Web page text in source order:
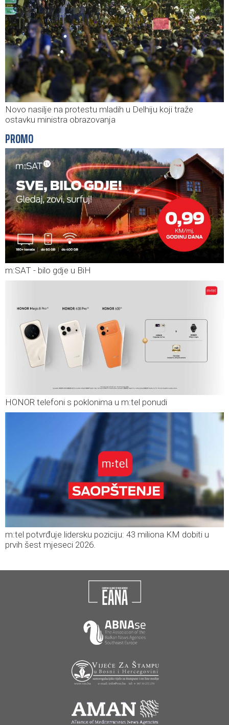
Novo nasilje na protestu mladih u Delhiju koji traže
ostavku ministra obrazovanja
PROMO
m:SAT - bilo gdje u BiH
HONOR telefoni s poklonima u m:tel ponudi
m:tel potvrđuje lidersku poziciju: 43 miliona KM dobiti u
prvih šest mjeseci 2026.